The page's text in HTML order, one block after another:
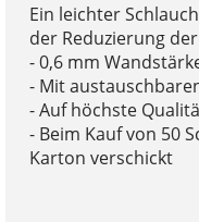
Ein leichter
der Reduzierung
- 0,6 mm
- Mit
- Auf höchste
- Beim Kauf von 50
Karton verschickt